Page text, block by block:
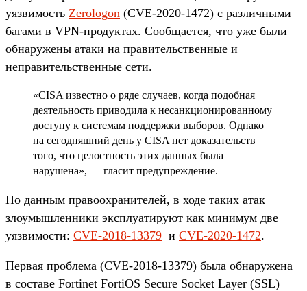
уязвимость Zerologon (CVE-2020-1472) с различными
багами в VPN-продуктах. Сообщается, что уже были
обнаружены атаки на правительственные и
неправительственные сети.
«CISA известно о ряде случаев, когда подобная
деятельность приводила к несанкционированному
доступу к системам поддержки выборов. Однако
на сегодняшний день у CISA нет доказательств
того, что целостность этих данных была
нарушена», — гласит предупреждение.
По данным правоохранителей, в ходе таких атак
злоумышленники эксплуатируют как минимум две
уязвимости: CVE-2018-13379 и CVE-2020-1472.
Первая проблема (CVE-2018-13379) была обнаружена
в составе Fortinet FortiOS Secure Socket Layer (SSL)